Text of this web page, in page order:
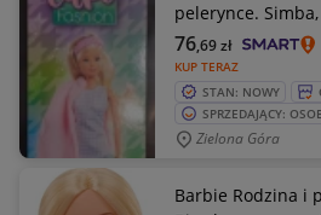
pelerynce.
KUP TERAZ
76,69zł
STAN: NOWY
SPRZEDAJĄCY:
Zielona Góra
Barbie Rodzina i